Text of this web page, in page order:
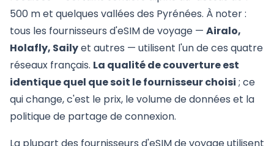
500 m et quelques vallées des Pyrénées. À noter :
tous les fournisseurs d'eSIM de voyage — Airalo,
Holafly, Sailyet autres — utilisent l'un de ces quatre
réseaux français. La qualité de couverture est
identique quel que soit le fournisseur choisi ; ce
qui change, c'est le prix, le volume de données et la
politique de partage de connexion.